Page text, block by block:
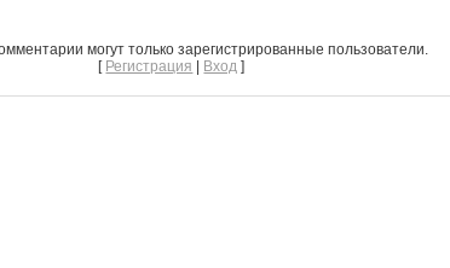
могут только зарегистрированные пользователи.
[ Регистрация Вход ]